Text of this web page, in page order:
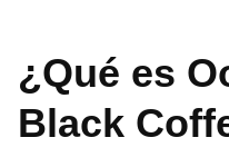
¿Qué es
Black